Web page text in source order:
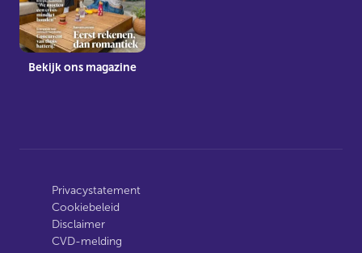
Bekijk ons magazine
Privacystatement
Cookiebeleid
Disclaimer
CVD-melding